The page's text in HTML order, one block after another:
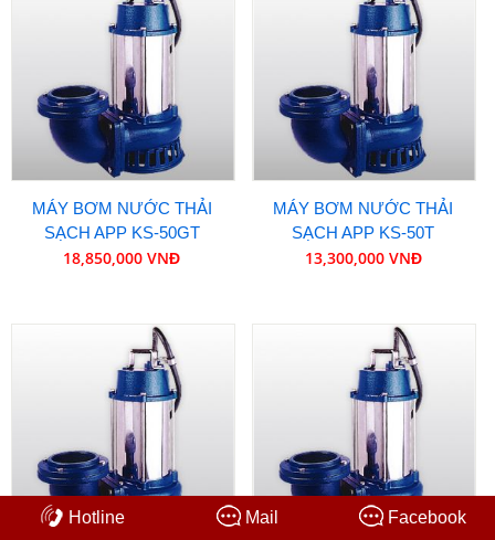
Hotline Mail Facebook
MÁY BƠM NƯỚC THẢI
SẠCH APP KS-50GT
18,850,000 VNĐ
MÁY BƠM NƯỚC THẢI
SẠCH APP KS-50T
13,300,000 VNĐ